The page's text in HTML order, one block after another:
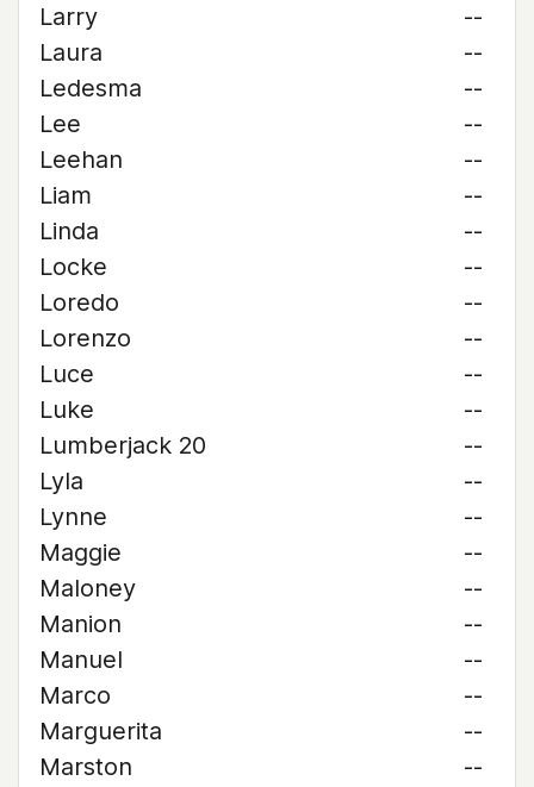
Larry
--
Laura
--
Ledesma
--
Lee
--
Leehan
--
Liam
--
Linda
--
Locke
--
Loredo
--
Lorenzo
--
Luce
--
Luke
--
Lumberjack 20
--
Lyla
--
Lynne
--
Maggie
--
Maloney
--
Manion
--
Manuel
--
Marco
--
Marguerita
--
Marston
--